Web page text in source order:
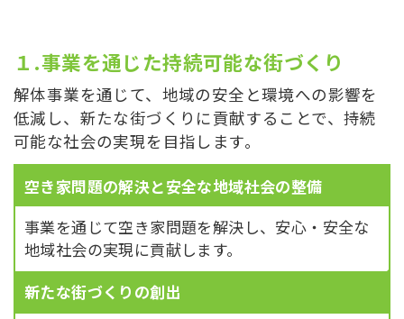
１.事業を通じた持続可能な街づくり
解体事業を通じて、地域の安全と環境への影響を
低減し、新たな街づくりに貢献することで、持続
可能な社会の実現を目指します。
空き家問題の解決と安全な地域社会の整備
事業を通じて空き家問題を解決し、安心・安全な
地域社会の実現に貢献します。
新たな街づくりの創出